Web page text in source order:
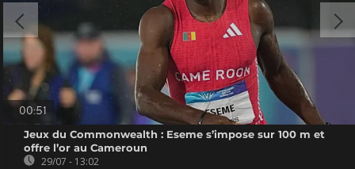
00:51
Jeux du Commonwealth : Eseme s’impose sur 100 m et
offre l’or au Cameroun
29/07 - 13:02